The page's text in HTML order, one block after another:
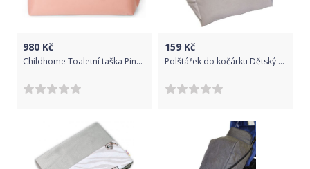
980 Kč
Childhome Toaletní taška Pink Copper
159 Kč
Polštářek do kočárku Dětský svět bílý s medvídkem